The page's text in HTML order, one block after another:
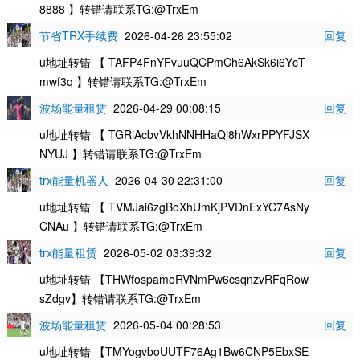
8888 】转错请联系TG:@TrxEm
节省TRX手续费 2026-04-26 23:55:02
回复
u地址转错 【 TAFP4FnYFvuuQCPmCh6AkSk6i6YcT
mwf3q 】转错请联系TG:@TrxEm
波场能量租赁 2026-04-29 00:08:15
回复
u地址转错 【 TGRiAcbvVkhNNHHaQj8hWxrPPYFJSX
NYUJ 】转错请联系TG:@TrxEm
trx能量机器人 2026-04-30 22:31:00
回复
u地址转错 【 TVMJai6zgBoXhUmKjPVDnExYC7AsNy
CNAu 】转错请联系TG:@TrxEm
trx能量租赁 2026-05-02 03:39:32
回复
u地址转错 【THWfospamoRVNmPw6csqnzvRFqRow
sZdgv】转错请联系TG:@TrxEm
波场能量租赁 2026-05-04 00:28:53
回复
u地址转错 【TMYogvboUUTF76Ag1Bw6CNP5EbxSE